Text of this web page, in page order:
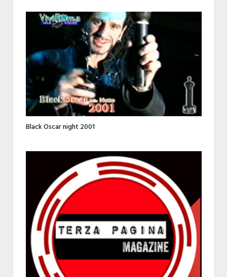
Black Oscar night 2001